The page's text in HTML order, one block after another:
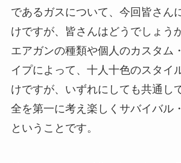
であるガスについて、今回皆さん
けですが、皆さんはどうでしょうか
エアガンの種類や個人のカスタム
イプによって、十人十色のスタイ
けですが、いずれにしても共通し
全を第一に考え楽しくサバイバル
ということです。